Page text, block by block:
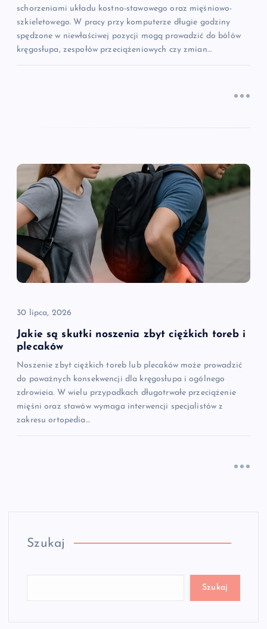
schorzeniami układu kostno-stawowego oraz mięśniowo-
szkieletowego. W pracy przy komputerze długie godziny
spędzone w niewłaściwej pozycji mogą prowadzić do bólów
kręgosłupa, zespołów przeciążeniowych czy zmian…
30 lipca, 2026
Jakie są skutki noszenia zbyt ciężkich toreb i
plecaków
Noszenie zbyt ciężkich toreb lub plecaków może prowadzić
do poważnych konsekwencji dla kręgosłupa i ogólnego
zdrowieia. W wielu przypadkach długotrwałe przeciążenie
mięśni oraz stawów wymaga interwencji specjalistów z
zakresu ortopedia…
Szukaj
Szukaj